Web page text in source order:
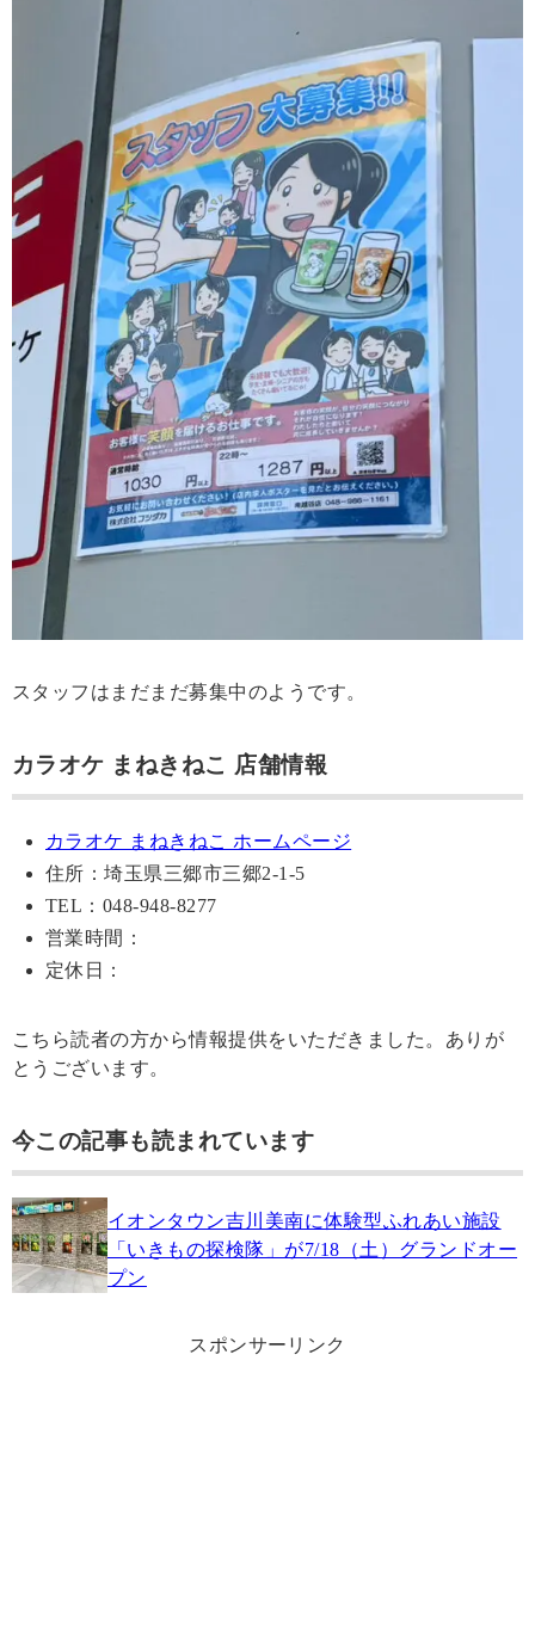
スタッフはまだまだ募集中のようです。
カラオケ まねきねこ 店舗情報
カラオケ まねきねこ ホームページ
住所：埼玉県三郷市三郷2-1-5
TEL：048-948-8277
営業時間：
定休日：
こちら読者の方から情報提供をいただきました。ありが
とうございます。
今この記事も読まれています
イオンタウン吉川美南に体験型ふれあい施設
「いきもの探検隊」が7/18（土）グランドオー
プン
スポンサーリンク